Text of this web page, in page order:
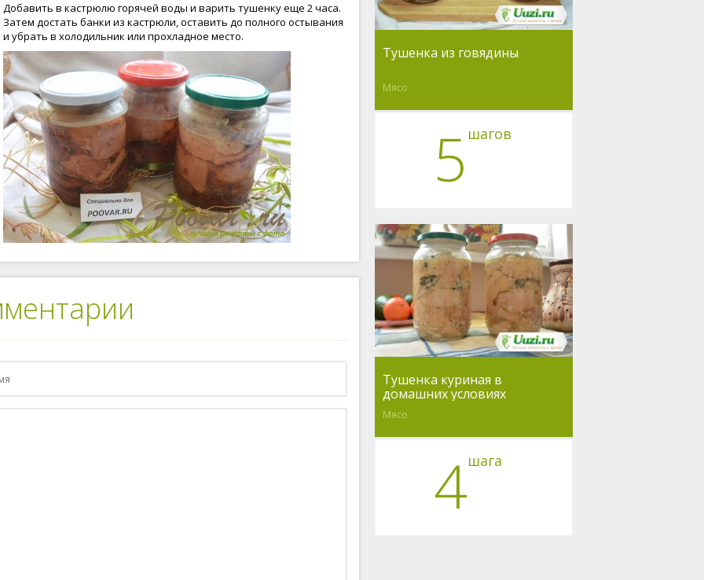
Добавить в кастрюлю горячей воды и варить тушенку еще 2 часа.
Затем достать банки из кастрюли, оставить до полного остывания
и убрать в холодильник или прохладное место.
Тушенка из говядины
Мясо
5 шагов
Тушенка куриная в
домашних условиях
Мясо
4шага